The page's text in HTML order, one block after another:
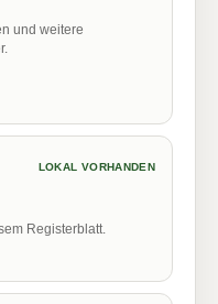
und weitere
LOKAL VORHANDEN
Registerblatt.